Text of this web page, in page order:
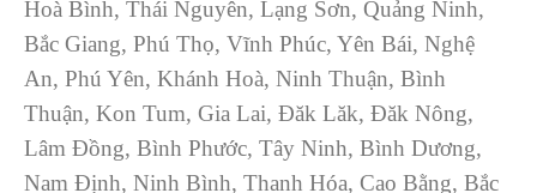
Hoà Bình, Thái Nguyên, Lạng Sơn, Quảng Ninh,
Bắc Giang, Phú Thọ, Vĩnh Phúc, Yên Bái, Nghệ
An, Phú Yên, Khánh Hoà, Ninh Thuận, Bình
Thuận, Kon Tum, Gia Lai, Đăk Lăk, Đăk Nông,
Lâm Đồng, Bình Phước, Tây Ninh, Bình Dương,
Nam Định, Ninh Bình, Thanh Hóa, Cao Bằng, Bắc